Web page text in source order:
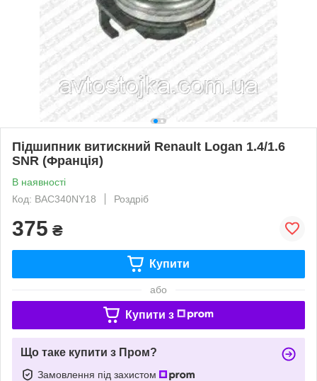
Підшипник витискний Renault Logan 1.4/1.6
SNR (Франція)
В наявності
Код: BAC340NY18
Роздріб
375 ₴
Купити
або
Купити з
Що таке купити з Пром?
Замовлення під захистом